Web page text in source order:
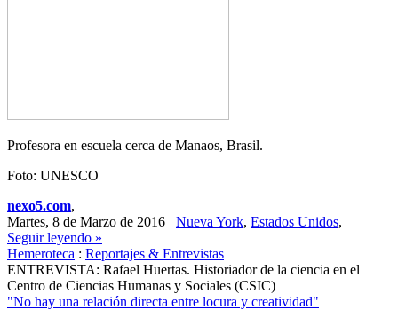
Profesora en escuela cerca de Manaos, Brasil.
Foto: UNESCO
nexo5.com,
Martes, 8 de Marzo de 2016 Nueva York, Estados Unidos,
Seguir leyendo »
Hemeroteca : Reportajes & Entrevistas
ENTREVISTA: Rafael Huertas. Historiador de la ciencia en el
Centro de Ciencias Humanas y Sociales (CSIC)
"No hay una relación directa entre locura y creatividad"